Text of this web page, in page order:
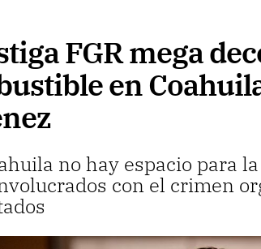
FGR mega
en
no hay espacio para
con el crimen